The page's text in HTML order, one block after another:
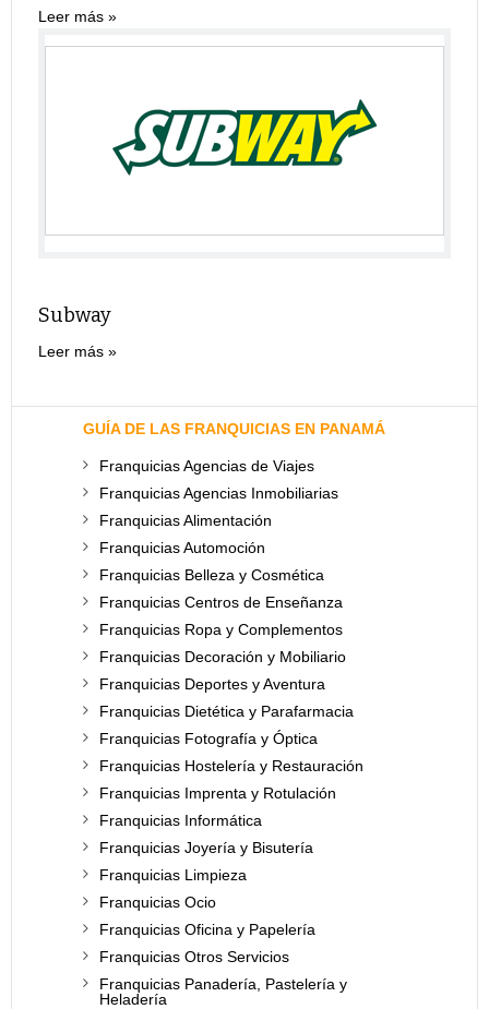
Leer más
Subway
Leer más
GUÍA DE LAS FRANQUICIAS EN PANAMÁ
Franquicias Agencias de Viajes
Franquicias Agencias Inmobiliarias
Franquicias Alimentación
Franquicias Automoción
Franquicias Belleza y Cosmética
Franquicias Centros de Enseñanza
Franquicias Ropa y Complementos
Franquicias Decoración y Mobiliario
Franquicias Deportes y Aventura
Franquicias Dietética y Parafarmacia
Franquicias Fotografía y Óptica
Franquicias Hostelería y Restauración
Franquicias Imprenta y Rotulación
Franquicias Informática
Franquicias Joyería y Bisutería
Franquicias Limpieza
Franquicias Ocio
Franquicias Oficina y Papelería
Franquicias Otros Servicios
Franquicias Panadería, Pastelería y
Heladería